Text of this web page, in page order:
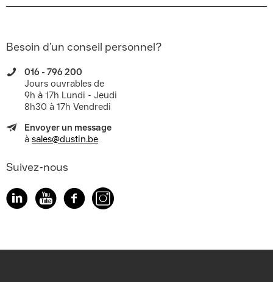
Besoin d’un conseil personnel?
016 - 796 200
Jours ouvrables de
9h à 17h Lundi - Jeudi
8h30 à 17h Vendredi
Envoyer un message
à sales@dustin.be
Suivez-nous